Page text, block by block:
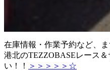
在庫情報・作業予約など、
港北のTEZZOBASEレース
い！！
＞＞＞＞＞☆